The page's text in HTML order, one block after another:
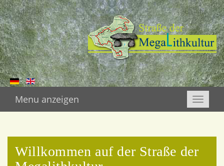
Toggle
Menu anzeigen
Willkommen auf der Straße der